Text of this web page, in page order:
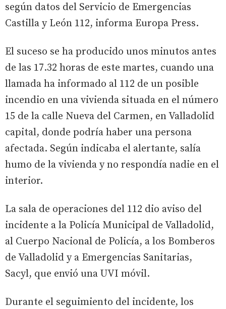
según datos del Servicio de Emergencias
Castilla y León 112, informa Europa Press.
El suceso se ha producido unos minutos antes
de las 17.32 horas de este martes, cuando una
llamada ha informado al 112 de un posible
incendio en una vivienda situada en el número
15 de la calle Nueva del Carmen, en Valladolid
capital, donde podría haber una persona
afectada. Según indicaba el alertante, salía
humo de la vivienda y no respondía nadie en el
interior.
La sala de operaciones del 112 dio aviso del
incidente a la Policía Municipal de Valladolid,
al Cuerpo Nacional de Policía, a los Bomberos
de Valladolid y a Emergencias Sanitarias,
Sacyl, que envió una UVI móvil.
Durante el seguimiento del incidente, los